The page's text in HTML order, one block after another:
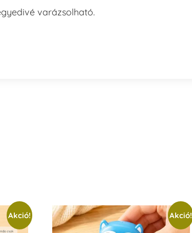
varázsolható.
Akció! Akció!